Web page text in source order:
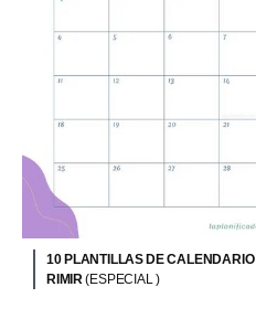
10 PLANTILLAS DE
RIMIR(ESPECIAL )